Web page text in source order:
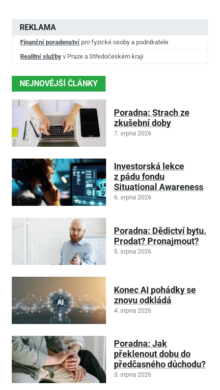
REKLAMA
Finanční poradenství pro fyzické osoby a podnikatele
Realitní služby v Praze a Středočeském kraji
NEJNOVĚJŠÍ ČLÁNKY
Poradna: Strach ze
zkušební doby
7. srpna 2026
Investorská lekce
z pádu fondu
Situational Awareness
6. srpna 2026
Poradna: Dědictví bytu.
Prodat? Pronajmout?
5. srpna 2026
Konec AI pohádky se
znovu odkládá
4. srpna 2026
Poradna: Jak
překlenout dobu do
předčasného důchodu?
3. srpna 2026